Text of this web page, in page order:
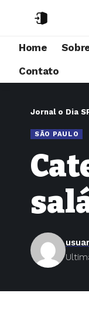
Home
Contato
Jornal o Dia
SÃO PAULO